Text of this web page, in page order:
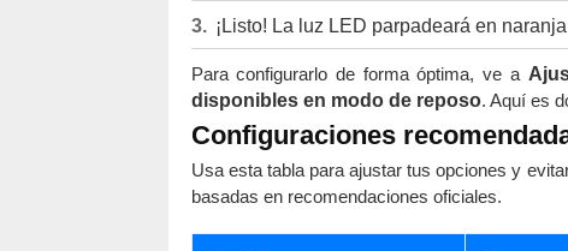
¡Listo! La luz LED parpadeará en
Para configurarlo de forma óptima, ve a
disponibles en modo de reposo. Aquí es
Configuraciones
Usa esta tabla para ajustar tus opciones y
basadas en recomendaciones oficiales.